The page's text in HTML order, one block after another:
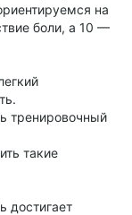
на
боли, а 10 —
тренировочный
такие
достигает